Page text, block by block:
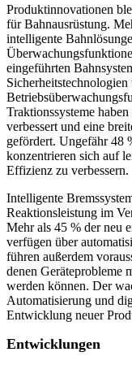
Produktinnovationen
für Bahnausrüstung.
intelligente
eingeführten
Traktionssysteme
verbessert und eine
gefördert. Ungefähr 48
konzentrieren sich auf
Effizienz zu verbessern.
Intelligente
Reaktionsleistung im
Mehr als 45 % der neu
verfügen über
führen außerdem
denen Geräteprobleme
werden können. Der
Automatisierung und
Entwicklung neuer
Entwicklungen